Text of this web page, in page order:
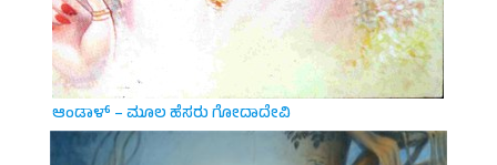
ಆಂಡಾಳ್ – ಮೂಲ ಹೆಸರು ಗೋದಾದೇವಿ